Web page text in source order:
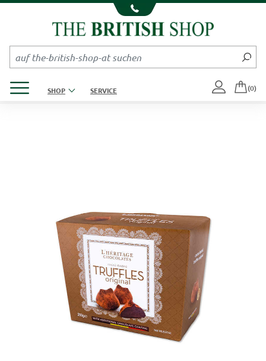
Kompletten Head der Seite überspringen
SHOP SERVICE (0)